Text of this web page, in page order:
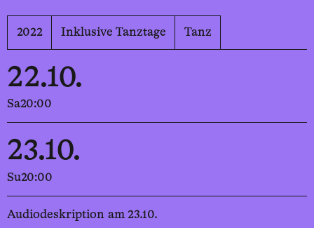
2022 Inklusive Tanztage Tanz
22.10.
Sa20:00
23.10.
Su20:00
Audiodeskription am 23.10.